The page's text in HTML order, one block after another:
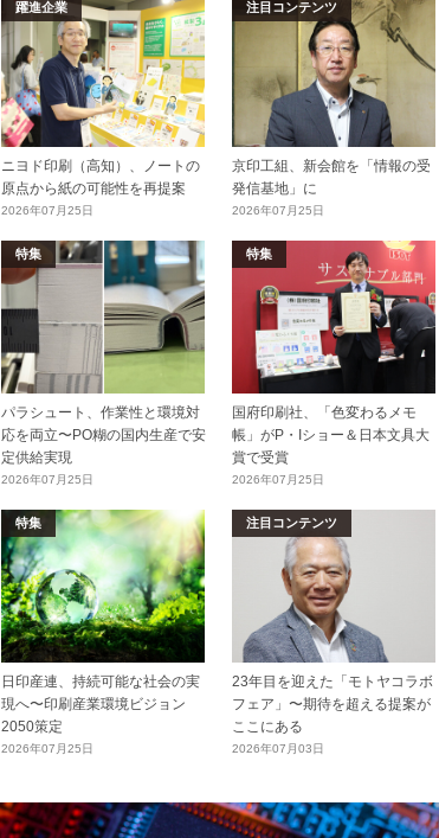
躍進企業
ニヨド印刷（高知）、ノートの
原点から紙の可能性を再提案
2026年07月25日
注目コンテンツ
京印工組、新会館を「情報の受
発信基地」に
2026年07月25日
特集
パラシュート、作業性と環境対
応を両立〜PO糊の国内生産で安
定供給実現
2026年07月25日
特集
国府印刷社、「色変わるメモ
帳」がP・Iショー＆日本文具大
賞で受賞
2026年07月25日
特集
日印産連、持続可能な社会の実
現へ〜印刷産業環境ビジョン
2050策定
2026年07月25日
注目コンテンツ
23年目を迎えた「モトヤコラボ
フェア」〜期待を超える提案が
ここにある
2026年07月03日